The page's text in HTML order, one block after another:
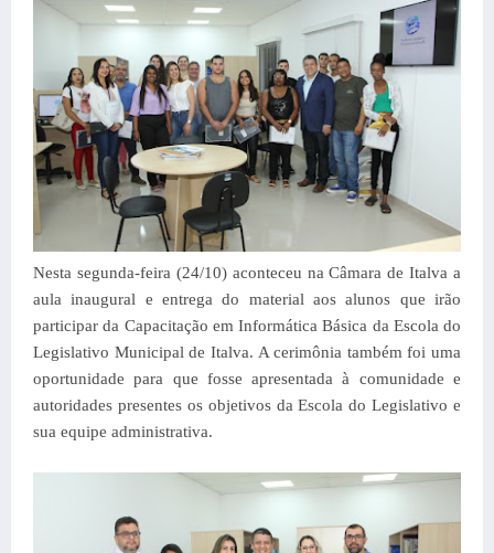
Nesta segunda-feira (24/10) aconteceu na Câmara de Italva a
aula inaugural e entrega do material aos alunos que irão
participar da Capacitação em Informática Básica da Escola do
Legislativo Municipal de Italva. A cerimônia também foi uma
oportunidade para que fosse apresentada à comunidade e
autoridades presentes os objetivos da Escola do Legislativo e
sua equipe administrativa.